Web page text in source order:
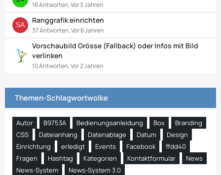
18 Antworten, Vor 3 Jahren
Ranggrafik einrichten
37 Antworten, Vor 6 Jahren
Vorschaubild Grösse (Fallback) oder Infos mit Bild
verlinken
10 Antworten, Vor 2 Jahren
Themen-Schlagwortwolke
Autor B9753A Bedienungsanleidung Box
Branding
CSS
Dateianhang Datenablage Datum
Design
Einrichtung
erledigt Events Facebook
ffdd40
Fragen
Hashtag Kategorien Kontaktformular
News
News-System
News-System 3.0